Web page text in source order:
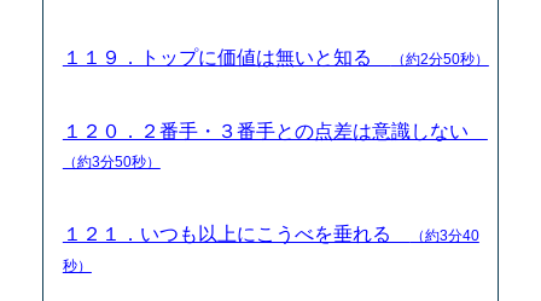
１１９．トップに価値は無いと知る （約2分50秒）
１２０．２番手・３番手との点差は意識しない
（約3分50秒）
１２１．いつも以上にこうべを垂れる
（約3分40
秒）